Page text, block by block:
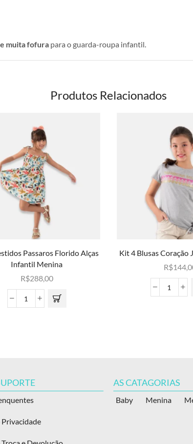
muita fofura para o guarda-roupa infantil.
Produtos Relacionados
Passaros Florido Alças
Infantil Menina
R$288,00
Kit 4 Blusas Coração
R$
AS CATAGORIAS
Baby Menina